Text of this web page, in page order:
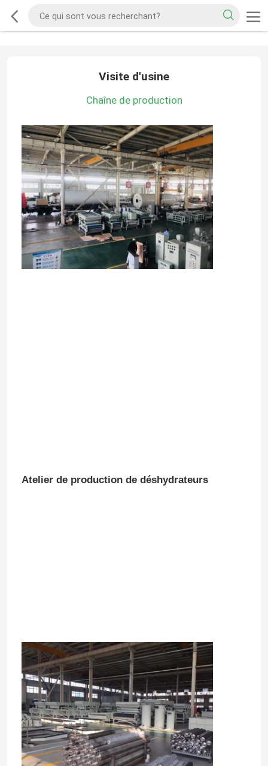
Visite d'usine
Chaîne de production
Atelier de production de déshydrateurs